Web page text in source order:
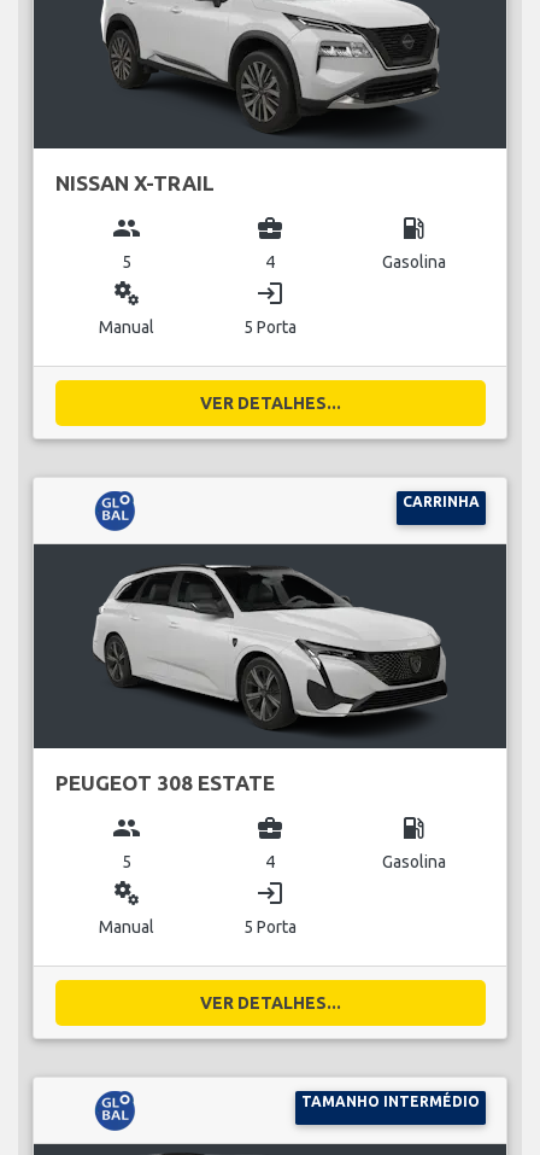
NISSAN X-TRAIL
group
5
business_center
4
local_gas_station
Gasolina
miscellaneous_services
Manual
login
5 Porta
VER DETALHES...
CARRINHA
PEUGEOT 308 ESTATE
group
5
business_center
4
local_gas_station
Gasolina
miscellaneous_services
Manual
login
5 Porta
VER DETALHES...
TAMANHO INTERMÉDIO